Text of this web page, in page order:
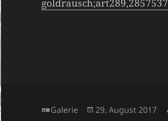
goldrausch;art289,2857537
Format
Galerie
Veröffentlicht
29. August 2017